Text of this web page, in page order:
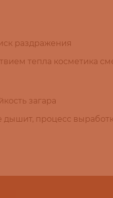
раздражения
тепла косметика
загара
дышит, процесс